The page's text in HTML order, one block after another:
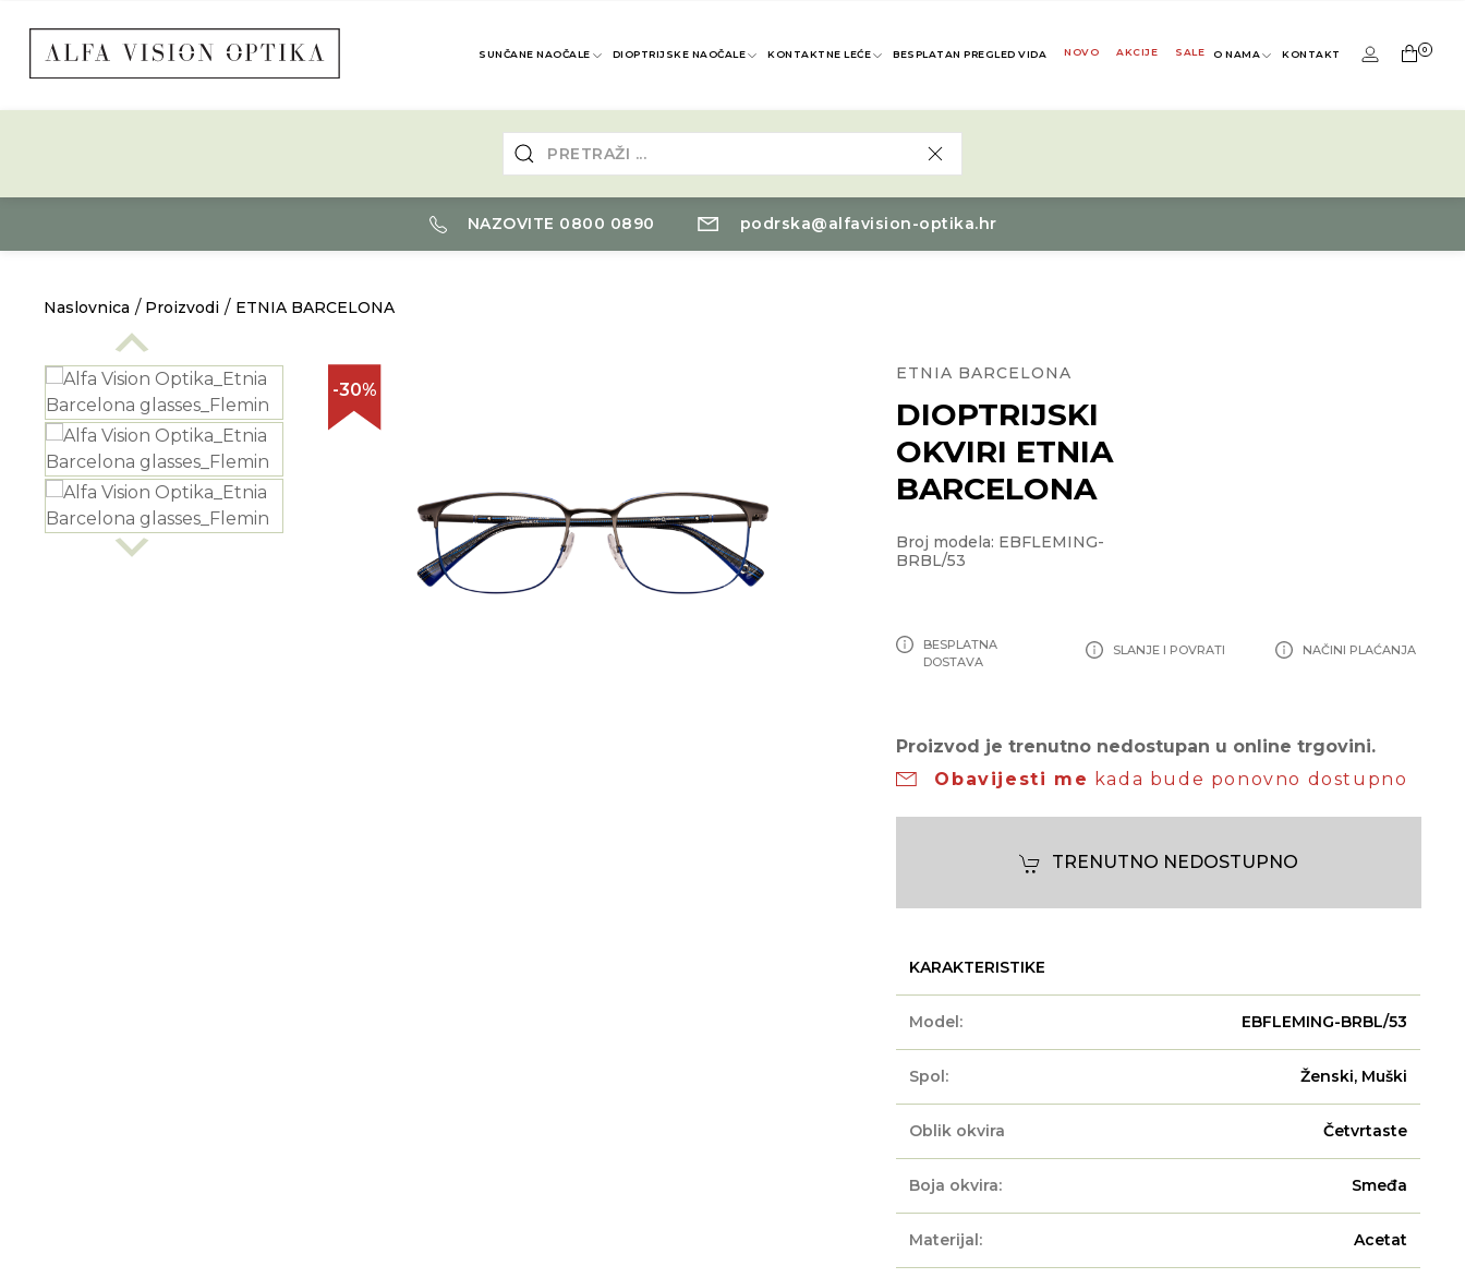
SUNČANE NAOČALE DIOPTRIJSKE NAOČALE KONTAKTNE LEĆE BESPLATAN PREGLED VIDA NOVO AKCIJE SALE O NAMA KONTAKT 0
NAZOVITE 0800 0890 podrska@alfavision-optika.hr
Naslovnica Proizvodi ETNIA BARCELONA
-30%
ETNIA BARCELONA
DIOPTRIJSKI
OKVIRI ETNIA
BARCELONA
Broj modela: EBFLEMING-
BRBL/53
BESPLATNA
DOSTAVA
SLANJE I POVRATI NAČINI PLAĆANJA
Proizvod je trenutno nedostupan u online trgovini.
Obavijesti me kada bude ponovno dostupno
TRENUTNO NEDOSTUPNO
KARAKTERISTIKE
Model: EBFLEMING-BRBL/53
Spol: Ženski, Muški
Oblik okvira Četvrtaste
Boja okvira: Smeđa
Materijal: Acetat